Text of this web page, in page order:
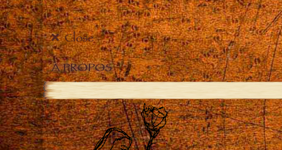
Close
À PROPOS